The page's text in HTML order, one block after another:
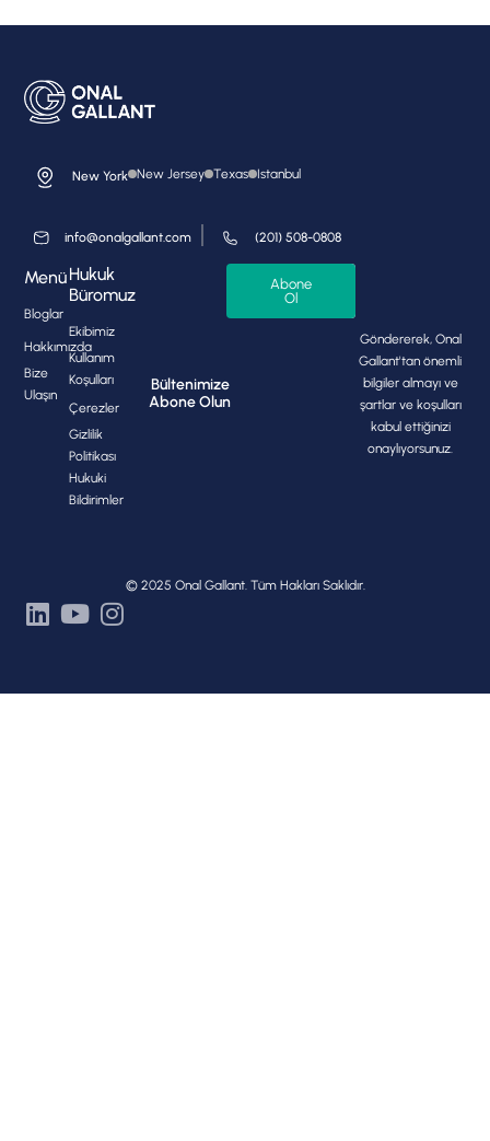
New York New Jersey Texas Istanbul
info@onalgallant.com (201) 508-0808
Menü
Bloglar
Hakkımızda
Bize
Ulaşın
Hukuk
Büromuz
Ekibimiz
Kullanım
Koşulları
Çerezler
Gizlilik
Politikası
Hukuki
Bildirimler
Bültenimize
Abone Olun
Abone
Ol
Göndererek, Onal
Gallant'tan önemli
bilgiler almayı ve
şartlar ve koşulları
kabul ettiğinizi
onaylıyorsunuz.
© 2025 Onal Gallant. Tüm Hakları Saklıdır.